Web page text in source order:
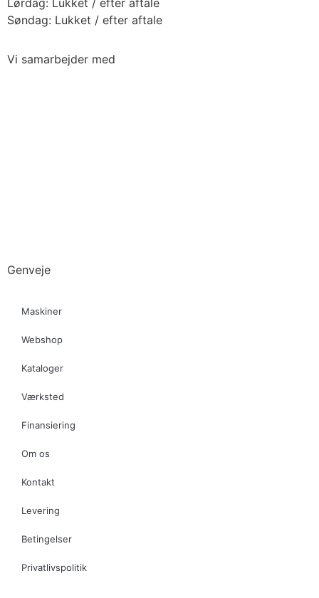
Lørdag: Lukket / efter aftale
Søndag: Lukket / efter aftale
Vi samarbejder med
Genveje
Maskiner
Webshop
Kataloger
Værksted
Finansiering
Om os
Kontakt
Levering
Betingelser
Privatlivspolitik